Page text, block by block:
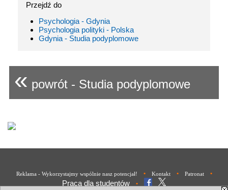
Przejdź do
Psychologia - Gdynia
Psychologia polityki - Polska
Gdynia - Studia podyplomowe
« powrót - Studia podyplomowe
Reklama - Wykorzystajmy wspólnie nasz potencjał! • Kontakt • Patronat •
Praca dla studentów •